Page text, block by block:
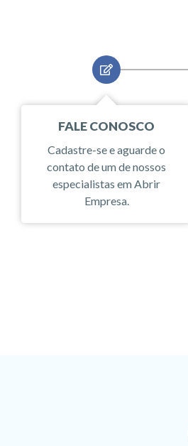
FALE CONOSCO
Cadastre-se e aguarde o
contato de um de nossos
especialistas em Abrir
Empresa.